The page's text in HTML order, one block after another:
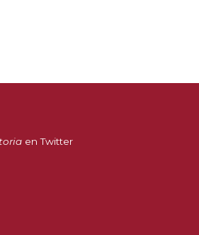
en Twitter